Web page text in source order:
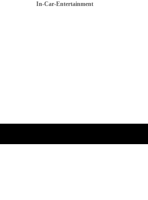
In-Car-Entertainment